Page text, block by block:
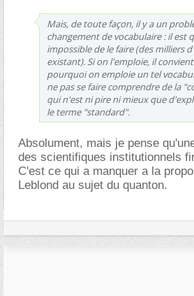
Mais, de toute façon, il y a un
changement de vocabulaire : il est
impossible de le faire (des milliers
existant). Si on l'emploie, il
pourquoi on emploie un tel
ne pas se faire comprendre de la
qui n'est ni pire ni mieux que
le terme "standard".
Absolument, mais je pense
des scientifiques institutionnels
C'est ce qui a manquer a la
Leblond au sujet du quanton.